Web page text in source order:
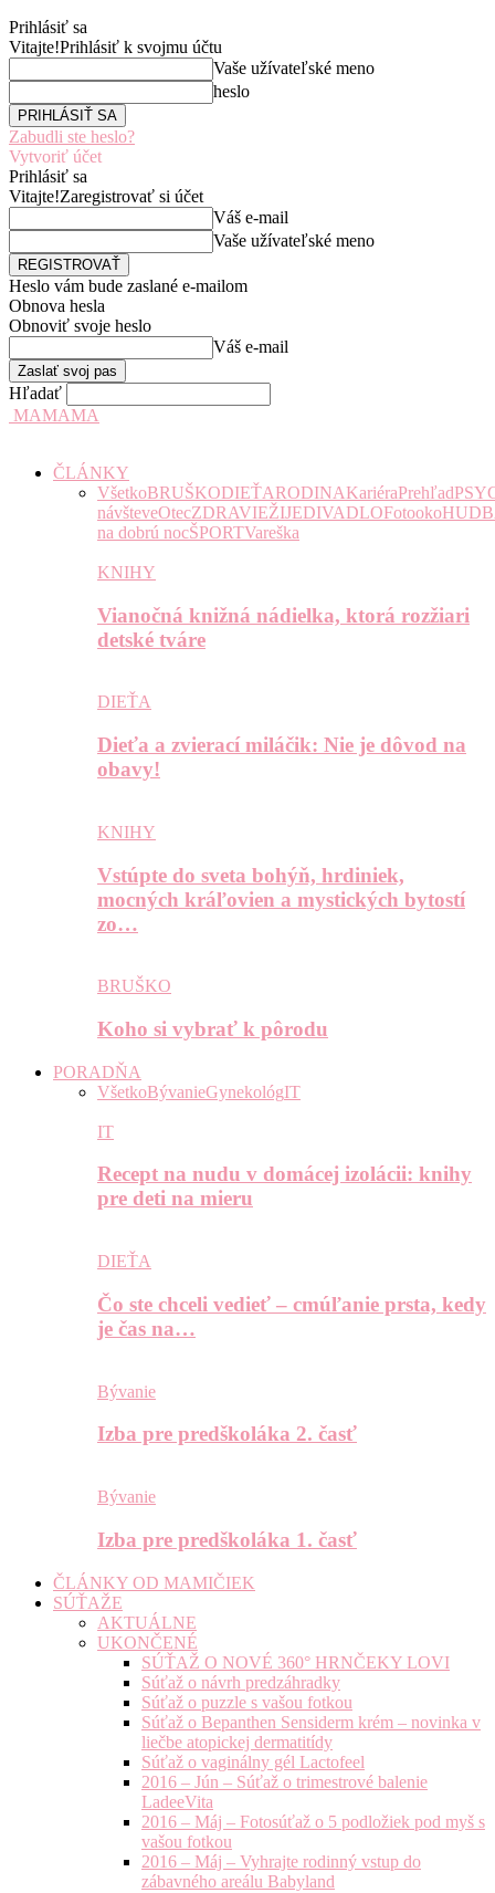
Prihlásiť sa
Vitajte!Prihlásiť k svojmu účtu
Vaše užívateľské meno
heslo
Zabudli ste heslo?
Vytvoriť účet
Prihlásiť sa
Vitajte!Zaregistrovať si účet
Váš e-mail
Vaše užívateľské meno
Heslo vám bude zaslané e-mailom
Obnova hesla
Obnoviť svoje heslo
Váš e-mail
Hľadať
MAMAMA
ČLÁNKY
VšetkoBRUŠKODIEŤARODINAKariéraPrehľad
návšteveOtecZDRAVIEŽIJEDIVADLOFotooko
na dobrú nocŠPORTVareška
KNIHY
Vianočná knižná nádielka, ktorá rozžiari
detské tváre
DIEŤA
Dieťa a zvierací miláčik: Nie je dôvod na
obavy!
KNIHY
Vstúpte do sveta bohýň, hrdiniek,
mocných kráľovien a mystických bytostí
zo…
BRUŠKO
Koho si vybrať k pôrodu
PORADŇA
VšetkoBývanieGynekológIT
IT
Recept na nudu v domácej izolácii: knihy
pre deti na mieru
DIEŤA
Čo ste chceli vedieť – cmúľanie prsta, kedy
je čas na…
Bývanie
Izba pre predškoláka 2. časť
Bývanie
Izba pre predškoláka 1. časť
ČLÁNKY OD MAMIČIEK
SÚŤAŽE
AKTUÁLNE
UKONČENÉ
SÚŤAŽ O NOVÉ 360° HRNČEKY LOVI
Súťaž o návrh predzáhradky
Súťaž o puzzle s vašou fotkou
Súťaž o Bepanthen Sensiderm krém – novinka v
liečbe atopickej dermatitídy
Súťaž o vaginálny gél Lactofeel
2016 – Jún – Súťaž o trimestrové balenie
LadeeVita
2016 – Máj – Fotosúťaž o 5 podložiek pod myš s
vašou fotkou
2016 – Máj – Vyhrajte rodinný vstup do
zábavného areálu Babyland